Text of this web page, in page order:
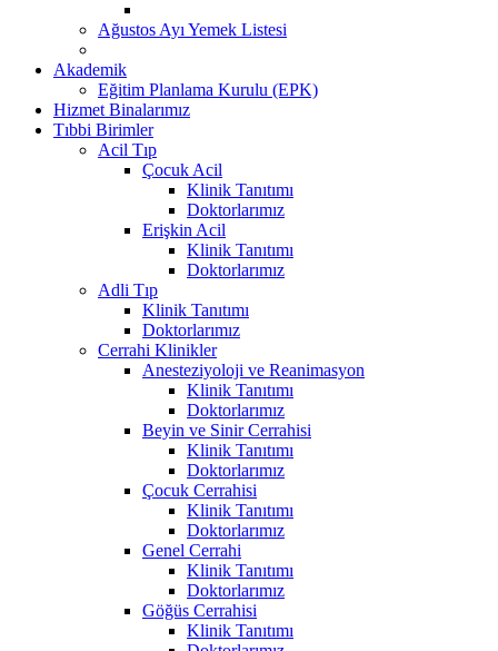
Ağustos Ayı Yemek Listesi
Akademik
Eğitim Planlama Kurulu (EPK)
Hizmet Binalarımız
Tıbbi Birimler
Acil Tıp
Çocuk Acil
Klinik Tanıtımı
Doktorlarımız
Erişkin Acil
Klinik Tanıtımı
Doktorlarımız
Adli Tıp
Klinik Tanıtımı
Doktorlarımız
Cerrahi Klinikler
Anesteziyoloji ve Reanimasyon
Klinik Tanıtımı
Doktorlarımız
Beyin ve Sinir Cerrahisi
Klinik Tanıtımı
Doktorlarımız
Çocuk Cerrahisi
Klinik Tanıtımı
Doktorlarımız
Genel Cerrahi
Klinik Tanıtımı
Doktorlarımız
Göğüs Cerrahisi
Klinik Tanıtımı